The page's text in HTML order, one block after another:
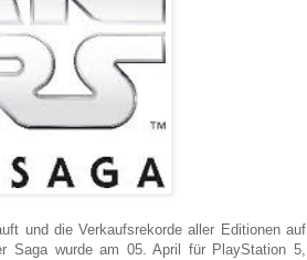
und die Verkaufsrekorde aller Editionen auf
Saga wurde am 05. April für PlayStation 5,